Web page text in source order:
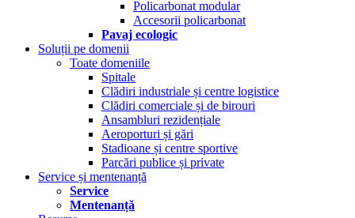
Policarbonat modular
Accesorii policarbonat
Pavaj ecologic
Soluții pe domenii
Toate domeniile
Spitale
Clădiri industriale și centre logistice
Clădiri comerciale și de birouri
Ansambluri rezidențiale
Aeroporturi și gări
Stadioane și centre sportive
Parcări publice și private
Service și mentenanță
Service
Mentenanță